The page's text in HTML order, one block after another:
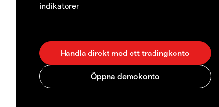
indikatorer